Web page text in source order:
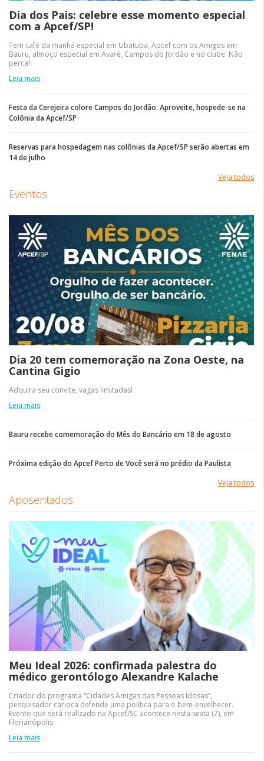
Dia dos Pais: celebre esse momento especial
com a Apcef/SP!
Tem café da manhã especial em Ubatuba, Apcef com os Amigos em
Bauru, almoço especial em Avaré, Campos do Jordão e no clube. Não
perca!
Leia mais
Festa da Cerejeira colore Campos do Jordão. Aproveite, hospede-se na
Colônia da Apcef/SP
Reservas para hospedagem nas colônias da Apcef/SP serão abertas em
14 de julho
Veja todos
Eventos
Dia 20 tem comemoração na Zona Oeste, na
Cantina Gigio
Adquira seu convite, vagas limitadas!
Leia mais
Bauru recebe comemoração do Mês do Bancário em 18 de agosto
Próxima edição do Apcef Perto de Você será no prédio da Paulista
Veja todos
Aposentados
Meu Ideal 2026: confirmada palestra do
médico gerontólogo Alexandre Kalache
Criador do programa “Cidades Amigas das Pessoas Idosas”,
pesquisador carioca defende uma política para o bem-envelhecer.
Evento que será realizado na Apcef/SC acontece nesta sexta (7), em
Florianópolis
Leia mais